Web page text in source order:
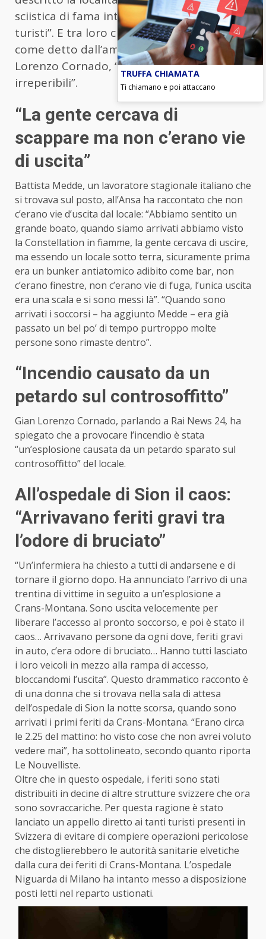
sciistica di fama internazionale con molti
turisti”. E tra loro ci sono diversi italiani che,
come detto dall’ambasciatore italiano Gian
Lorenzo Cornado, “al momento risultano
irreperibili”.
“La gente cercava di
scappare ma non c’erano vie
di uscita”
Battista Medde, un lavoratore stagionale italiano che
si trovava sul posto, all’Ansa ha raccontato che non
c’erano vie d’uscita dal locale: “Abbiamo sentito un
grande boato, quando siamo arrivati abbiamo visto
la Constellation in fiamme, la gente cercava di uscire,
ma essendo un locale sotto terra, sicuramente prima
era un bunker antiatomico adibito come bar, non
c’erano finestre, non c’erano vie di fuga, l’unica uscita
era una scala e si sono messi là”. “Quando sono
arrivati i soccorsi – ha aggiunto Medde – era già
passato un bel po’ di tempo purtroppo molte
persone sono rimaste dentro”.
“Incendio causato da un
petardo sul controsoffitto”
Gian Lorenzo Cornado, parlando a Rai News 24, ha
spiegato che a provocare l’incendio è stata
“un’esplosione causata da un petardo sparato sul
controsoffitto” del locale.
All’ospedale di Sion il caos:
“Arrivavano feriti gravi tra
l’odore di bruciato”
“Un’infermiera ha chiesto a tutti di andarsene e di
tornare il giorno dopo. Ha annunciato l’arrivo di una
trentina di vittime in seguito a un’esplosione a
Crans-Montana. Sono uscita velocemente per
liberare l’accesso al pronto soccorso, e poi è stato il
caos… Arrivavano persone da ogni dove, feriti gravi
in auto, c’era odore di bruciato… Hanno tutti lasciato
i loro veicoli in mezzo alla rampa di accesso,
bloccandomi l’uscita”. Questo drammatico racconto è
di una donna che si trovava nella sala di attesa
dell’ospedale di Sion la notte scorsa, quando sono
arrivati i primi feriti da Crans-Montana. “Erano circa
le 2.25 del mattino: ho visto cose che non avrei voluto
vedere mai”, ha sottolineato, secondo quanto riporta
Le Nouvelliste.
Oltre che in questo ospedale, i feriti sono stati
distribuiti in decine di altre strutture svizzere che ora
sono sovraccariche. Per questa ragione è stato
lanciato un appello diretto ai tanti turisti presenti in
Svizzera di evitare di compiere operazioni pericolose
che distoglierebbero le autorità sanitarie elvetiche
dalla cura dei feriti di Crans-Montana. L’ospedale
Niguarda di Milano ha intanto messo a disposizione
posti letti nel reparto ustionati.
TRUFFA CHIAMATA
Ti chiamano e poi attaccano